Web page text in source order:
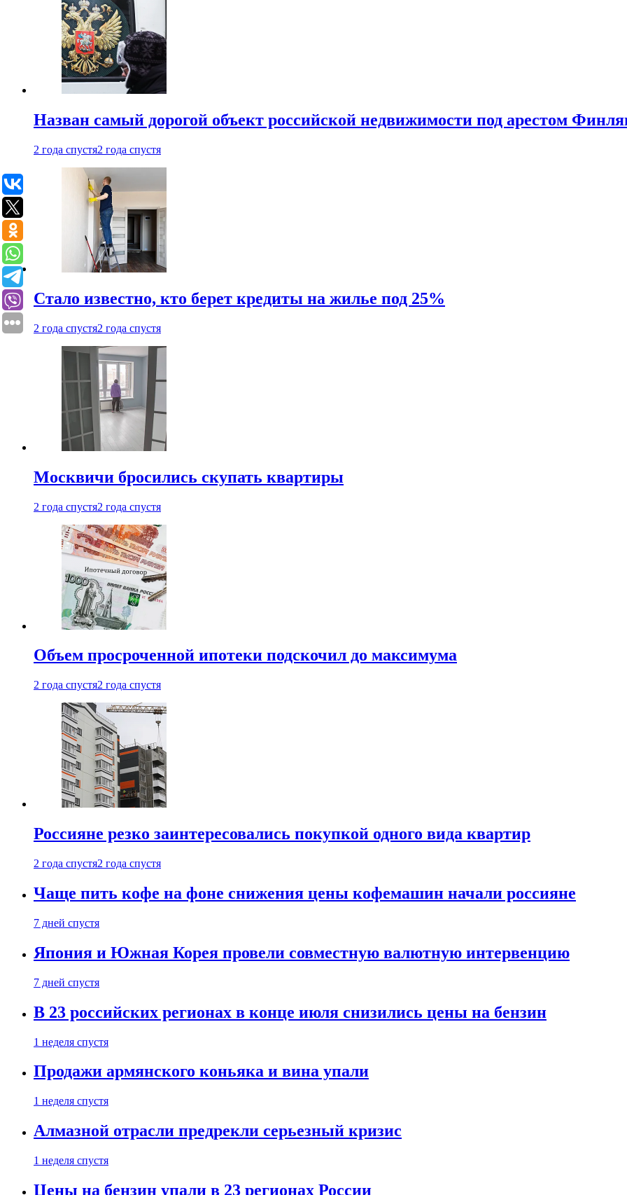
Назван самый дорогой объект российской недвижимости под арестом
2 года спустя2 года спустя
Стало известно, кто берет кредиты на жилье под 25%
2 года спустя2 года спустя
Москвичи бросились скупать квартиры
2 года спустя2 года спустя
Объем просроченной ипотеки подскочил до максимума
2 года спустя2 года спустя
Россияне резко заинтересовались покупкой одного вида квартир
2 года спустя2 года спустя
Чаще пить кофе на фоне снижения цены кофемашин начали россияне
7 дней спустя
Япония и Южная Корея провели совместную валютную интервенцию
7 дней спустя
В 23 российских регионах в конце июля снизились цены на бензин
1 неделя спустя
Продажи армянского коньяка и вина упали
1 неделя спустя
Алмазной отрасли предрекли серьезный кризис
1 неделя спустя
Цены на бензин упали в 23 регионах России